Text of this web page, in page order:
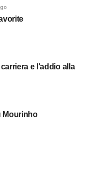
e l’addio alla
Mourinho